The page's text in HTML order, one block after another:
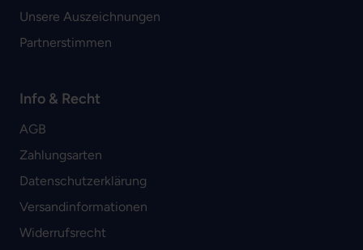
Unsere Auszeichnungen
Partnerstimmen
Info & Recht
AGB
Zahlungsarten
Datenschutzerklärung
Versandinformationen
Widerrufsrecht